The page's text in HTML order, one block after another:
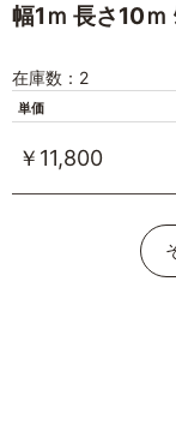
幅1ｍ 長さ10
在庫数：2
単価
￥11,800